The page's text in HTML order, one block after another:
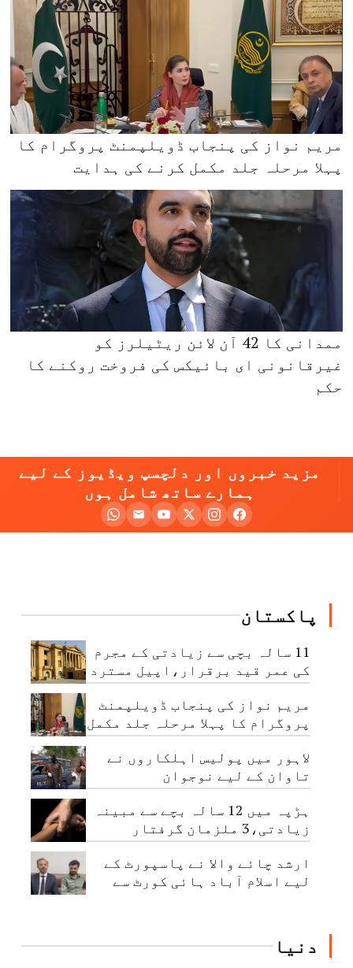
مریم نواز کی پنجاب ڈویلپمنٹ پروگرام کا
پہلا مرحلہ جلد مکمل کرنے کی ہدایت
ممدانی کا 42 آن لائن ریٹیلرز کو
غیرقانونی ای بائیکس کی فروخت روکنے کا
حکم
مزید خبروں اور دلچسپ ویڈیوز کے لیے
ہمارے ساتھ شامل ہوں
پاکستان
11 سالہ بچی سے زیادتی کے مجرم
کی عمر قید برقرار،اپیل مسترد
مریم نواز کی پنجاب ڈویلپمنٹ
پروگرام کا پہلا مرحلہ جلد مکمل
کرنے کی ہدایت
لاہور میں پولیس اہلکاروں نے
تاوان کے لیے نوجوان
اغواکرلیا
ہڑپہ میں 12 سالہ بچے سے مبینہ
زیادتی،3 ملزمان گرفتار
ارشد چائے والا نے پاسپورٹ کے
لیے اسلام آباد ہائی کورٹ سے
دنیا